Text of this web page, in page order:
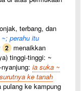
terbang, dan
perahu itu
2 menaikkan
tinggi-tinggi: ~
ia suka ~
ke tanah
pulang ke kampung